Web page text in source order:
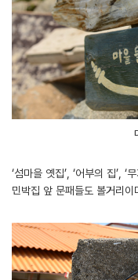
‘섬마을 옛집’, ‘어부의 집’,
민박집 앞 문패들도 볼거리이